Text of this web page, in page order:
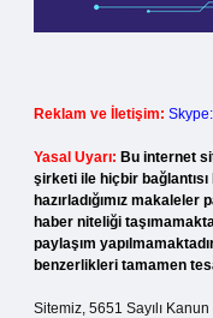
Reklam ve İletişim:
Yasal Uyarı: Bu internet
şirketi ile hiçbir
hazırladığımız
haber niteliği
paylaşım
benzerlikleri tamamen
Sitemiz, 5651 Sayılı